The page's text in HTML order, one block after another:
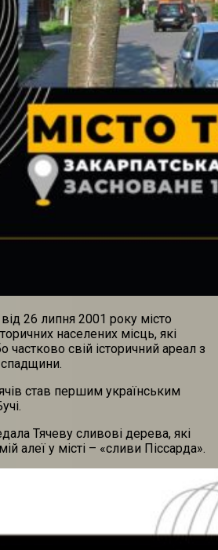
26 липня 2001 року місто
населених місць, які
частково свій історичний ареал з
спадщини.
став першим українським
Тячеву сливові дерева, які
алеї у місті – «сливи Піссарда».